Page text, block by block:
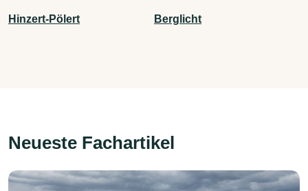
Hinzert-Pölert Berglicht
Neueste Fachartikel